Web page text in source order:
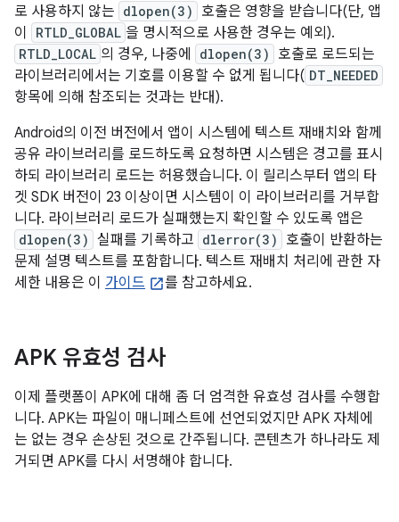
로 사용하지 않는 dlopen(3)
호출은 영향을 받습니다(단, 앱
이
RTLD_GLOBAL 을 명시적으로 사용한 경우는 예외).
RTLD_LOCAL 의 경우, 나중에 dlopen(3)
호출로 로드되는
라이브러리에서는 기호를 이용할 수 없게 됩니다( DT_NEEDED
항목에 의해 참조되는 것과는 반대).
Android의 이전 버전에서 앱이 시스템에 텍스트 재배치와 함께
공유 라이브러리를 로드하도록 요청하면 시스템은 경고를 표시
하되 라이브러리 로드는 허용했습니다. 이 릴리스부터 앱의 타
겟 SDK 버전이 23 이상이면 시스템이 이 라이브러리를 거부합
니다. 라이브러리 로드가 실패했는지 확인할 수 있도록 앱은
dlopen(3) 실패를 기록하고 dlerror(3)
호출이 반환하는
문제 설명 텍스트를 포함합니다. 텍스트 재배치 처리에 관한 자
세한 내용은 이 가이드 를 참고하세요.
APK 유효성 검사
이제 플랫폼이 APK에 대해 좀 더 엄격한 유효성 검사를 수행합
니다. APK는 파일이 매니페스트에 선언되었지만 APK 자체에
는 없는 경우 손상된 것으로 간주됩니다. 콘텐츠가 하나라도 제
거되면 APK를 다시 서명해야 합니다.